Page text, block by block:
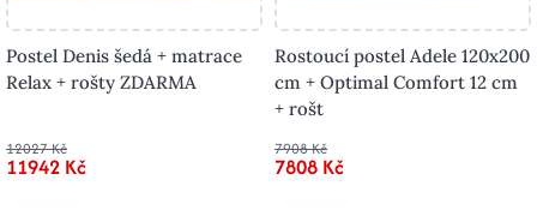
Postel Denis šedá + matrace
Relax + rošty ZDARMA
12027 Kč
11942 Kč
Rostoucí postel Adele 120x200
cm + Optimal Comfort 12 cm
+ rošt
7908 Kč
7808 Kč